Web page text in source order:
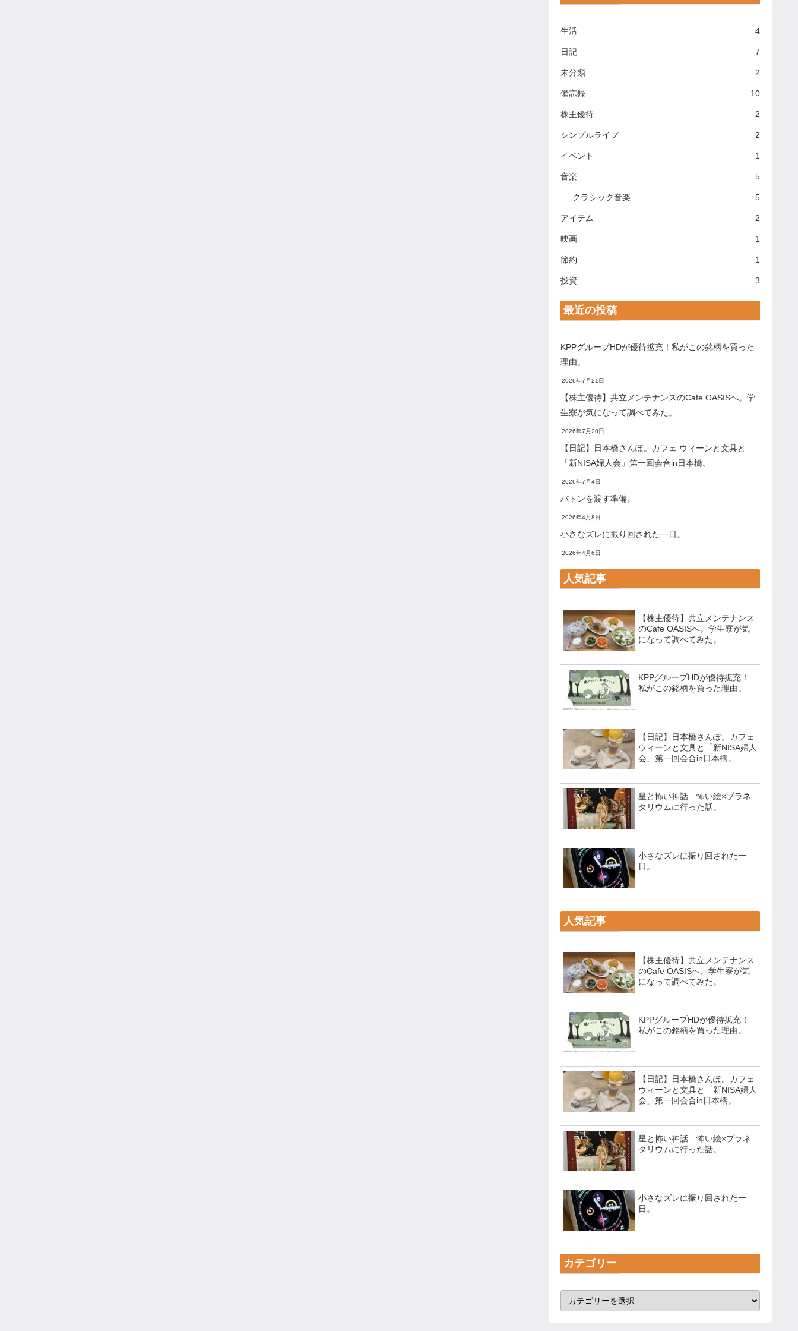
生活 4
日記 7
未分類 2
備忘録 10
株主優待 2
シンプルライプ 2
イベント 1
音楽 5
クラシック音楽 5
アイテム 2
映画 1
節約 1
投資 3
最近の投稿
KPPグループHDが優待拡充！私がこの銘柄を買った
理由。
2026年7月21日
【株主優待】共立メンテナンスのCafe OASISへ。学
生寮が気になって調べてみた。
2026年7月20日
【日記】日本橋さんぽ。カフェ ウィーンと文具と
「新NISA婦人会」第一回会合in日本橋。
2026年7月4日
バトンを渡す準備。
2026年4月8日
小さなズレに振り回された一日。
2026年4月6日
人気記事
【株主優待】共立メンテナンス
のCafe OASISへ。学生寮が気
になって調べてみた。
KPPグループHDが優待拡充！
私がこの銘柄を買った理由。
【日記】日本橋さんぽ。カフェ
ウィーンと文具と「新NISA婦人
会」第一回会合in日本橋。
星と怖い神話 怖い絵×プラネ
タリウムに行った話。
小さなズレに振り回された一
日。
人気記事
【株主優待】共立メンテナンス
のCafe OASISへ。学生寮が気
になって調べてみた。
KPPグループHDが優待拡充！
私がこの銘柄を買った理由。
【日記】日本橋さんぽ。カフェ
ウィーンと文具と「新NISA婦人
会」第一回会合in日本橋。
星と怖い神話 怖い絵×プラネ
タリウムに行った話。
小さなズレに振り回された一
日。
カテゴリー